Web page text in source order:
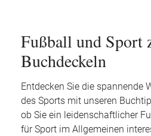
Fußball und Sport
Buchdeckeln
Entdecken Sie die spannende
des Sports mit unseren
ob Sie ein leidenschaftlicher
für Sport im Allgemeinen